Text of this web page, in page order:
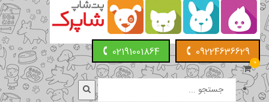
09224636629
02191001864
0